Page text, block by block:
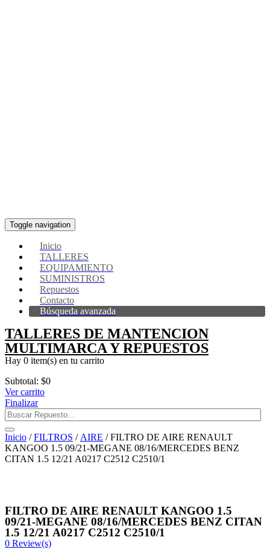
Toggle navigation
Inicio
TALLERES
EQUIPAMIENTO
SUMINISTROS
Repuestos
Contacto
Búsqueda avanzada
TALLERES DE MANTENCION
MULTIMARCA Y REPUESTOS
Hay 0 item(s) en tu carrito
Subtotal: $0
Ver carrito
Finalizar
Inicio /FILTROS / AIRE / FILTRO DE AIRE RENAULT
KANGOO 1.5 09/21-MEGANE 08/16/MERCEDES BENZ
CITAN 1.5 12/21 A0217 C2512 C2510/1
FILTRO DE AIRE RENAULT KANGOO 1.5
09/21-MEGANE 08/16/MERCEDES BENZ CITAN
1.5 12/21 A0217 C2512 C2510/1
0 Review(s)